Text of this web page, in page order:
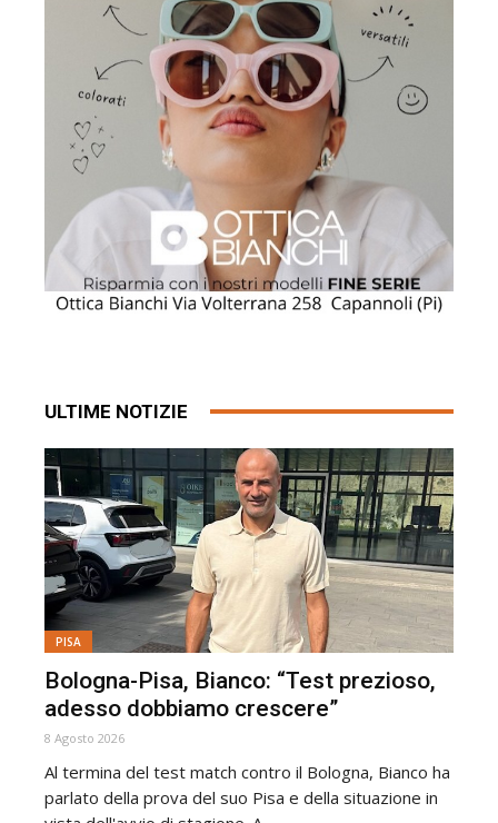
ULTIME NOTIZIE
PISA
Bologna-Pisa, Bianco: “Test prezioso,
adesso dobbiamo crescere”
8 Agosto 2026
Al termina del test match contro il Bologna, Bianco ha
parlato della prova del suo Pisa e della situazione in